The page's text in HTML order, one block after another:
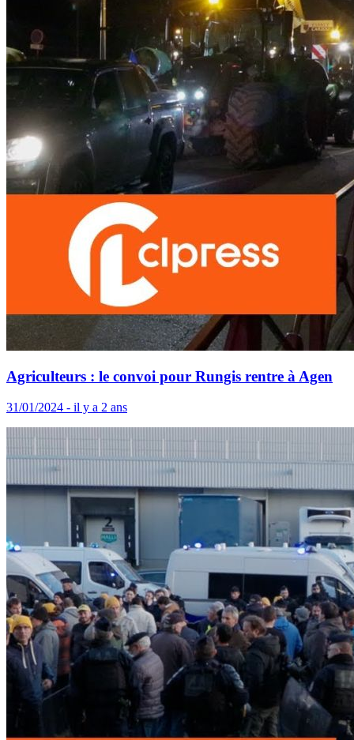
Agriculteurs : le convoi pour Rungis rentre à Agen
31/01/2024 - il y a 2 ans